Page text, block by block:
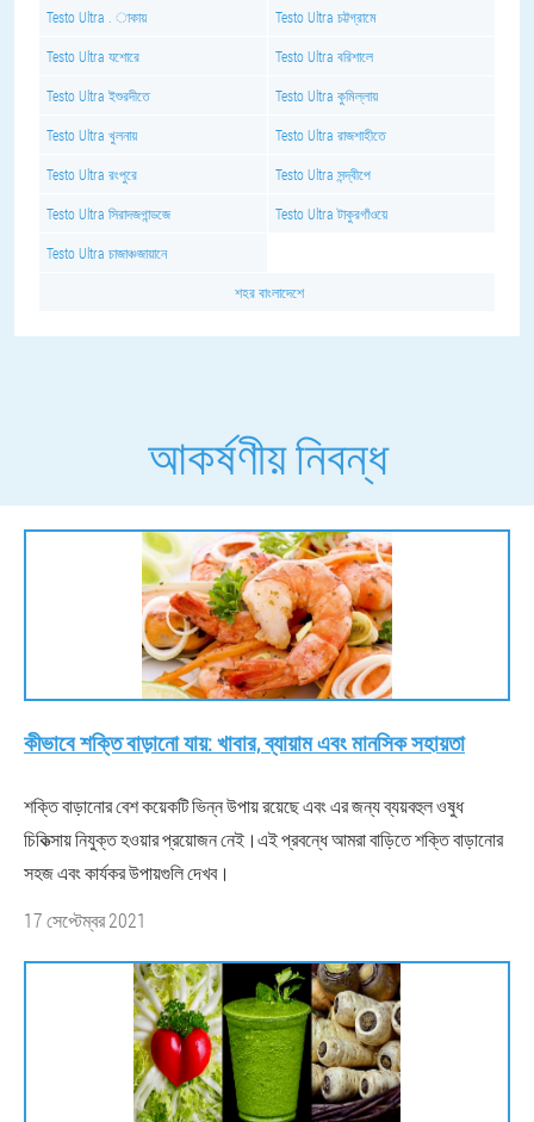
Testo Ultra . াকায় Testo Ultra চট্টগ্রামে
Testo Ultra যশোরে Testo Ultra বরিশালে
Testo Ultra ইশুরদীতে Testo Ultra কুমিল্লায়
Testo Ultra খুলনায় Testo Ultra রাজশাহীতে
Testo Ultra রংপুরে Testo Ultra সন্দ্বীপে
Testo Ultra সিরাদজগান্ডজে Testo Ultra টাকুরগাঁওয়ে
Testo Ultra চাজাঞ্চজায়ানে
শহর বাংলাদেশে
আকর্ষণীয় নিবন্ধ
কীভাবে শক্তি বাড়ানো যায়: খাবার, ব্যায়াম এবং মানসিক সহায়তা
শক্তি বাড়ানোর বেশ কয়েকটি ভিন্ন উপায় রয়েছে এবং এর জন্য ব্যয়বহুল ওষুধ
চিকিত্সায় নিযুক্ত হওয়ার প্রয়োজন নেই।এই প্রবন্ধে আমরা বাড়িতে শক্তি বাড়ানোর
সহজ এবং কার্যকর উপায়গুলি দেখব।
17 সেপ্টেম্বর 2021